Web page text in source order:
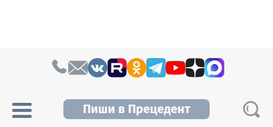
Пиши в Прецедент